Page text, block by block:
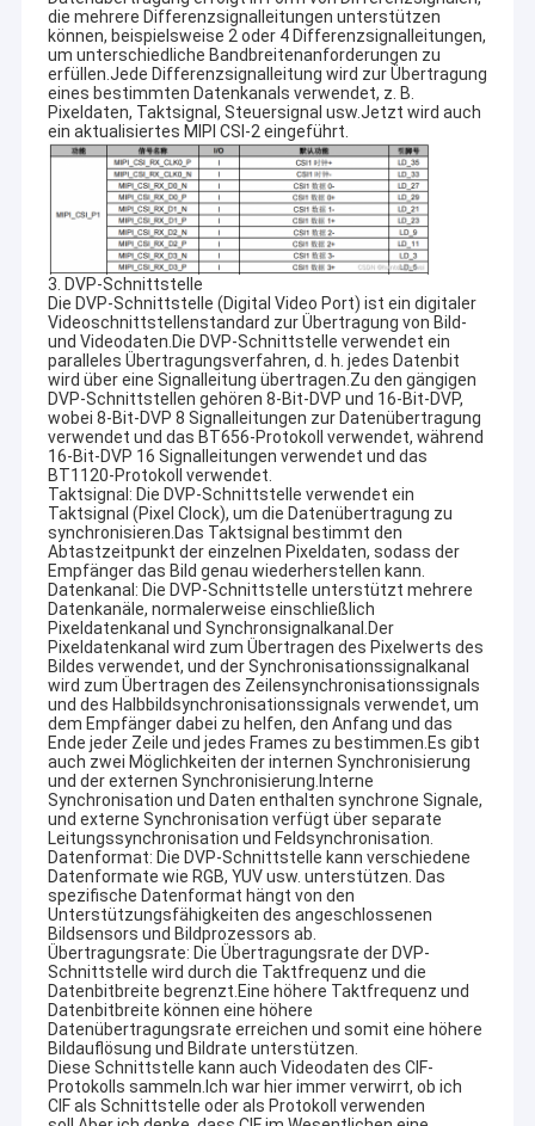
die mehrere Differenzsignalleitungen unterstützen
können, beispielsweise 2 oder 4 Differenzsignalleitungen,
um unterschiedliche Bandbreitenanforderungen zu
erfüllen.Jede Differenzsignalleitung wird zur Übertragung
eines bestimmten Datenkanals verwendet, z. B.
Pixeldaten, Taktsignal, Steuersignal usw.Jetzt wird auch
ein aktualisiertes MIPI CSI-2 eingeführt.
3. DVP-Schnittstelle
Die DVP-Schnittstelle (Digital Video Port) ist ein digitaler
Videoschnittstellenstandard zur Übertragung von Bild-
und Videodaten.Die DVP-Schnittstelle verwendet ein
paralleles Übertragungsverfahren, d. h. jedes Datenbit
wird über eine Signalleitung übertragen.Zu den gängigen
DVP-Schnittstellen gehören 8-Bit-DVP und 16-Bit-DVP,
wobei 8-Bit-DVP 8 Signalleitungen zur Datenübertragung
verwendet und das BT656-Protokoll verwendet, während
16-Bit-DVP 16 Signalleitungen verwendet und das
BT1120-Protokoll verwendet.
Taktsignal: Die DVP-Schnittstelle verwendet ein
Taktsignal (Pixel Clock), um die Datenübertragung zu
synchronisieren.Das Taktsignal bestimmt den
Abtastzeitpunkt der einzelnen Pixeldaten, sodass der
Empfänger das Bild genau wiederherstellen kann.
Datenkanal: Die DVP-Schnittstelle unterstützt mehrere
Datenkanäle, normalerweise einschließlich
Pixeldatenkanal und Synchronsignalkanal.Der
Pixeldatenkanal wird zum Übertragen des Pixelwerts des
Bildes verwendet, und der Synchronisationssignalkanal
wird zum Übertragen des Zeilensynchronisationssignals
und des Halbbildsynchronisationssignals verwendet, um
dem Empfänger dabei zu helfen, den Anfang und das
Ende jeder Zeile und jedes Frames zu bestimmen.Es gibt
auch zwei Möglichkeiten der internen Synchronisierung
und der externen Synchronisierung.Interne
Synchronisation und Daten enthalten synchrone Signale,
und externe Synchronisation verfügt über separate
Leitungssynchronisation und Feldsynchronisation.
Datenformat: Die DVP-Schnittstelle kann verschiedene
Datenformate wie RGB, YUV usw. unterstützen. Das
spezifische Datenformat hängt von den
Unterstützungsfähigkeiten des angeschlossenen
Bildsensors und Bildprozessors ab.
Übertragungsrate: Die Übertragungsrate der DVP-
Schnittstelle wird durch die Taktfrequenz und die
Datenbitbreite begrenzt.Eine höhere Taktfrequenz und
Datenbitbreite können eine höhere
Datenübertragungsrate erreichen und somit eine höhere
Bildauflösung und Bildrate unterstützen.
Diese Schnittstelle kann auch Videodaten des CIF-
Protokolls sammeln.Ich war hier immer verwirrt, ob ich
CIF als Schnittstelle oder als Protokoll verwenden